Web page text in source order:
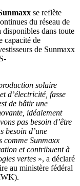
se reflète
du réseau de
disponibles dans toute
capacité de
de Sunmaxx
solaire
d’électricité, fasse
de bâtir une
idéalement
pas besoin d’être
besoin d’une
comme Sunmaxx
et contribuent à
vertes », a déclaré
au ministère fédéral